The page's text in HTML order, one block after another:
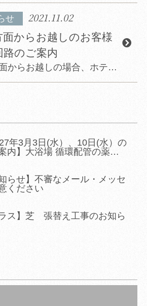
せ 2021.11.02
面からお越しのお客様
路のご案内
別府方面からお越しの場合、ホテル前で右折入場ができない為、直進していただき小浦交差点でUターンしていただく事になります。 ご不便おかけいたしますがご了承いただきますようお願い申し上げます。
年3月3日(水）、10日(水）の
内】大浴場 循環配管の薬品洗
らせ】不審なメール・メッセ
ください
ラス】芝 張替え工事のお知ら